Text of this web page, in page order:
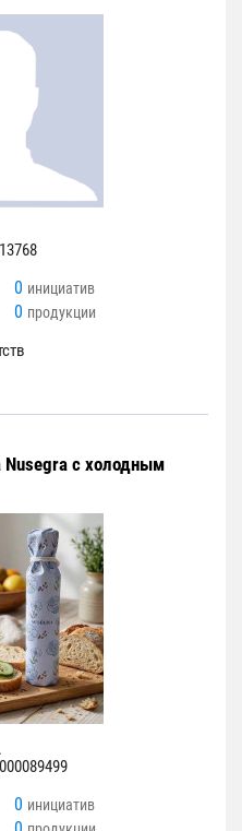
0 инициатив
0 продукции
с холодным
0 инициатив